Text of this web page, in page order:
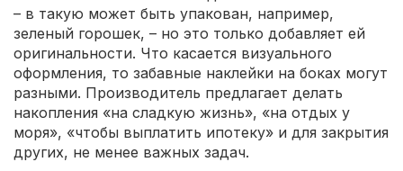
– в такую может быть упакован, например,
зеленый горошек, – но это только добавляет ей
оригинальности. Что касается визуального
оформления, то забавные наклейки на боках могут
разными. Производитель предлагает делать
накопления «на сладкую жизнь», «на отдых у
моря», «чтобы выплатить ипотеку» и для закрытия
других, не менее важных задач.